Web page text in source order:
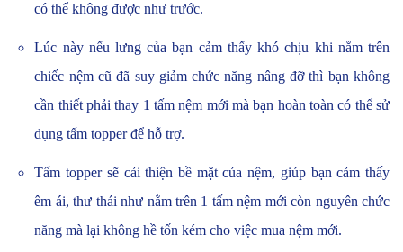
có thể không được như trước.
Lúc này nếu lưng của bạn cảm thấy khó chịu khi nằm trên
chiếc nệm cũ đã suy giảm chức năng nâng đỡ thì bạn không
cần thiết phải thay 1 tấm nệm mới mà bạn hoàn toàn có thể sử
dụng tấm topper để hỗ trợ.
Tấm topper sẽ cải thiện bề mặt của nệm, giúp bạn cảm thấy
êm ái, thư thái như nằm trên 1 tấm nệm mới còn nguyên chức
năng mà lại không hề tốn kém cho việc mua nệm mới.